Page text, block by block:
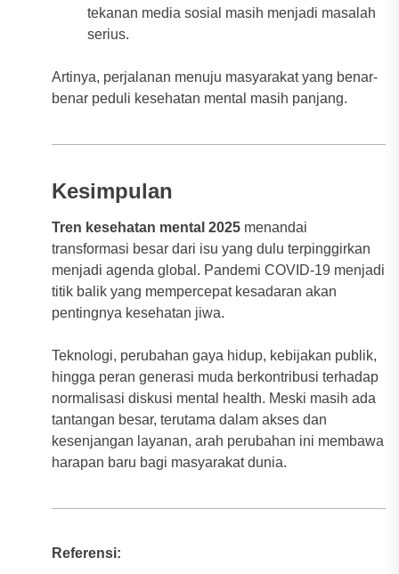
tekanan media sosial masih menjadi masalah
serius.
Artinya, perjalanan menuju masyarakat yang benar-
benar peduli kesehatan mental masih panjang.
Kesimpulan
Tren kesehatan mental 2025menandai
transformasi besar dari isu yang dulu terpinggirkan
menjadi agenda global. Pandemi COVID-19 menjadi
titik balik yang mempercepat kesadaran akan
pentingnya kesehatan jiwa.
Teknologi, perubahan gaya hidup, kebijakan publik,
hingga peran generasi muda berkontribusi terhadap
normalisasi diskusi mental health. Meski masih ada
tantangan besar, terutama dalam akses dan
kesenjangan layanan, arah perubahan ini membawa
harapan baru bagi masyarakat dunia.
Referensi: